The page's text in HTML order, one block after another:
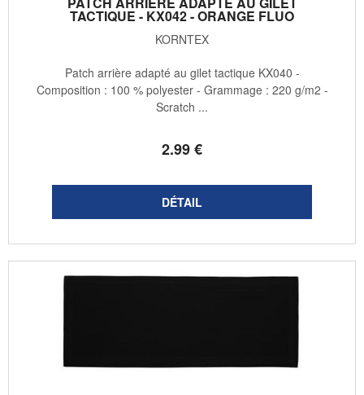
TACTIQUE - KX042 - ORANGE FLUO
KORNTEX
2.99€
Patch arrière adapté au gilet tactique KX040 -
Composition : 100 % polyester - Grammage : 220 g/m2 -
Scratch ...